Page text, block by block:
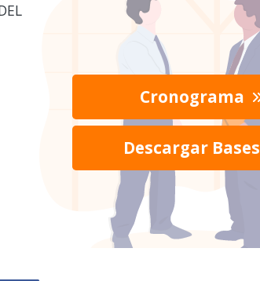
Cronograma
Descargar Bases